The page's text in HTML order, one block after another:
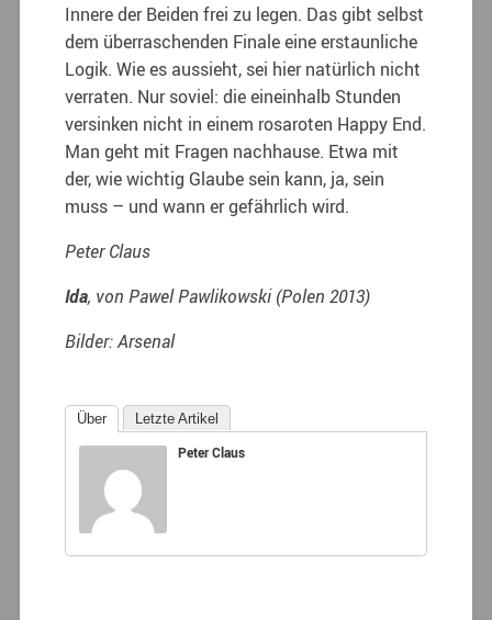
Innere der Beiden frei zu legen. Das gibt selbst
dem überraschenden Finale eine erstaunliche
Logik. Wie es aussieht, sei hier natürlich nicht
verraten. Nur soviel: die eineinhalb Stunden
versinken nicht in einem rosaroten Happy End.
Man geht mit Fragen nachhause. Etwa mit
der, wie wichtig Glaube sein kann, ja, sein
muss – und wann er gefährlich wird.
Peter Claus
Ida, von Pawel Pawlikowski (Polen 2013)
Bilder: Arsenal
Über Letzte Artikel
Peter Claus